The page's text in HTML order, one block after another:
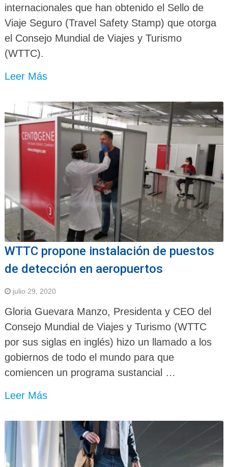
internacionales que han obtenido el Sello de
Viaje Seguro (Travel Safety Stamp) que otorga
el Consejo Mundial de Viajes y Turismo
(WTTC).
Leer Más
WTTC propone instalación de puestos
de detección en aeropuertos
julio 29, 2020
Gloria Guevara Manzo, Presidenta y CEO del
Consejo Mundial de Viajes y Turismo (WTTC
por sus siglas en inglés) hizo un llamado a los
gobiernos de todo el mundo para que
comiencen un programa sustancial …
Leer Más